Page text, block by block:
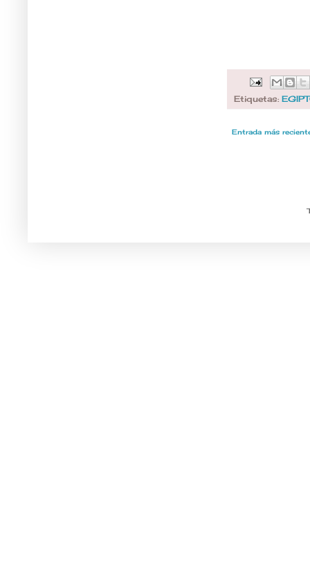
Etiquetas:
Entrada más